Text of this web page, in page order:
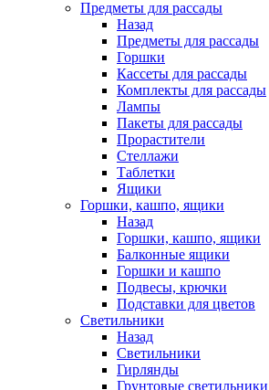
Предметы для рассады
Назад
Предметы для рассады
Горшки
Кассеты для рассады
Комплекты для рассады
Лампы
Пакеты для рассады
Прорастители
Стеллажи
Таблетки
Ящики
Горшки, кашпо, ящики
Назад
Горшки, кашпо, ящики
Балконные ящики
Горшки и кашпо
Подвесы, крючки
Подставки для цветов
Светильники
Назад
Светильники
Гирлянды
Грунтовые светильники